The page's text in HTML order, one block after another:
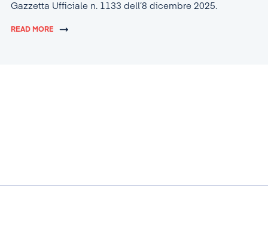
Gazzetta Ufficiale n. 1133 dell’8 dicembre 2025.
READ MORE